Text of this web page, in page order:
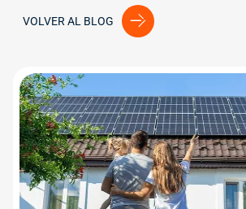
VOLVER AL BLOG
Image